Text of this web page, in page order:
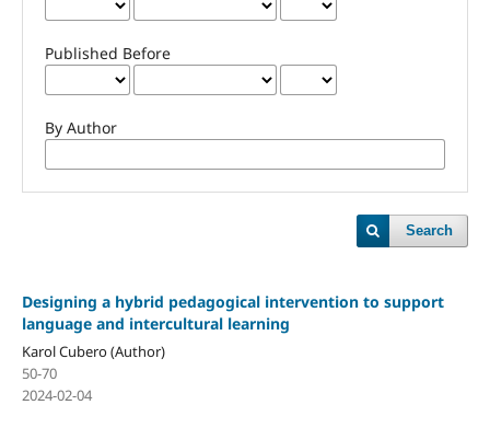
Published Before
By Author
Search
Designing a hybrid pedagogical intervention to support
language and intercultural learning
Karol Cubero (Author)
50-70
2024-02-04